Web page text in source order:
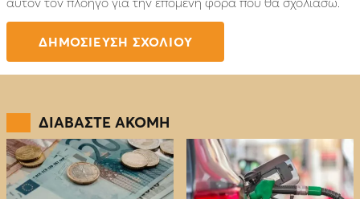
ΔΙΑΒΑΣΤΕ ΑΚΟΜΗ